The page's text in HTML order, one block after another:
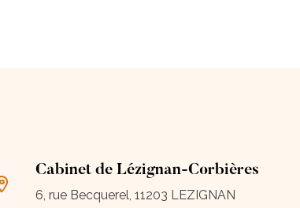
Cabinet de Lézignan-Corbières
6, rue Becquerel, 11203 LEZIGNAN